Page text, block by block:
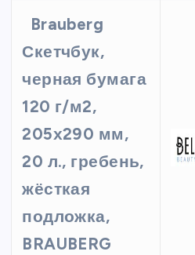
Brauberg
Скетчбук,
черная бумага
120 г/м2,
205х290 мм,
20 л., гребень,
жёсткая
подложка,
BRAUBERG